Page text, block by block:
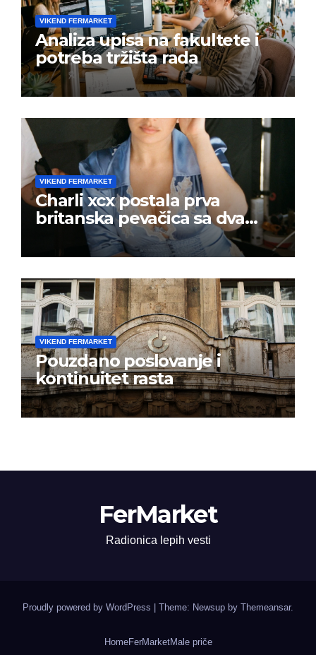
VIKEND FERMARKET
Analiza upisa na fakultete i
potreba tržišta rada
VIKEND FERMARKET
Charli xcx postala prva
britanska pevačica sa dva
albuma na prvom mestu u
istoj kalendarskoj godini
VIKEND FERMARKET
Pouzdano poslovanje i
kontinuitet rasta
FerMarket
Radionica lepih vesti
Proudly powered by WordPress Theme: Newsup by Themeansar.
HomeFerMarketMale priče